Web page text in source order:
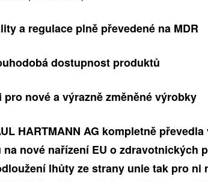
a regulace plně převedené na MDR
dostupnost produktů
pro nové a výrazně změněné výrobky
HARTMANN AG kompletně
nové nařízení EU o zdravotnických
lhůty ze strany unie tak pro ni